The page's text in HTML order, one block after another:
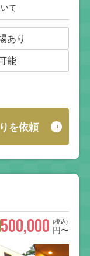
て
あり
能
を依頼
(税込)
500,000 円〜